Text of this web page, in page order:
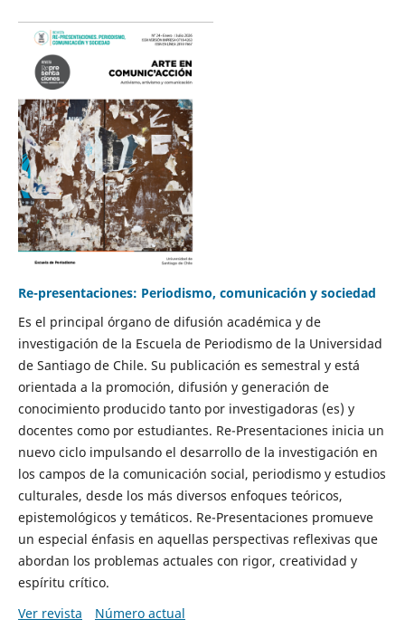
Re-presentaciones: Periodismo, comunicación y sociedad
Es el principal órgano de difusión académica y de
investigación de la Escuela de Periodismo de la Universidad
de Santiago de Chile. Su publicación es semestral y está
orientada a la promoción, difusión y generación de
conocimiento producido tanto por investigadoras (es) y
docentes como por estudiantes. Re-Presentaciones inicia un
nuevo ciclo impulsando el desarrollo de la investigación en
los campos de la comunicación social, periodismo y estudios
culturales, desde los más diversos enfoques teóricos,
epistemológicos y temáticos. Re-Presentaciones promueve
un especial énfasis en aquellas perspectivas reflexivas que
abordan los problemas actuales con rigor, creatividad y
espíritu crítico.
Ver revista
Número actual